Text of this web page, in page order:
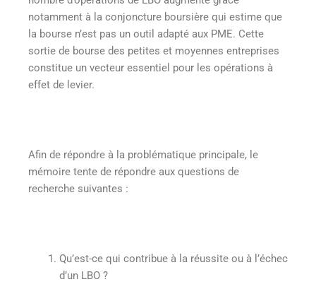
notamment à la conjoncture boursière qui estime que
la bourse n’est pas un outil adapté aux PME. Cette
sortie de bourse des petites et moyennes entreprises
constitue un vecteur essentiel pour les opérations à
effet de levier.
Afin de répondre à la problématique principale, le
mémoire tente de répondre aux questions de
recherche suivantes :
Qu’est-ce qui contribue à la réussite ou à l’échec
d’un LBO ?